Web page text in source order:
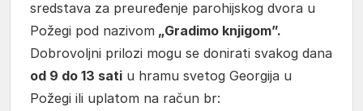
sredstava za preuređenje parohijskog dvora u
Požegi pod nazivom „Gradimo knjigom”.
Dobrovoljni prilozi mogu se donirati svakog dana
od 9 do 13 sati u hramu svetog Georgija u
Požegi ili uplatom na račun br: